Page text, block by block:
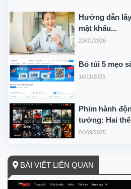
Hướng dẫn
mật khẩu...
23/01/2026
Bỏ túi 5 mẹo
14/11/2025
Phim hành
tưởng: Hai
04/09/2025
BÀI VIẾT LIÊN QUAN